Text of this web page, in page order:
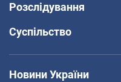
Розслідування
Суспільство
Новини України